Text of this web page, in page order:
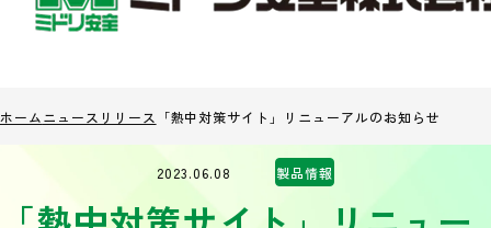
ホームニュースリリース 「熱中対策サイト」リニューアルのお知らせ
2023.06.08 製品情報